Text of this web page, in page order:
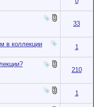
33
в коллекции 1
210
1